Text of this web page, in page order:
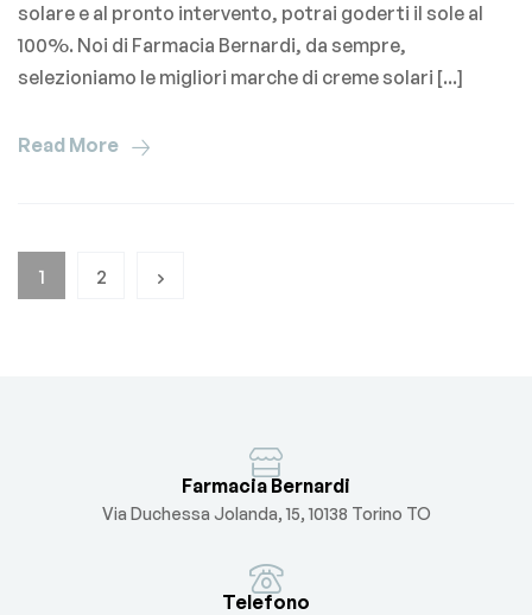
solare e al pronto intervento, potrai goderti il sole al
100%. Noi di Farmacia Bernardi, da sempre,
selezioniamo le migliori marche di creme solari [...]
Read More
1 2
Farmacia Bernardi
Via Duchessa Jolanda, 15, 10138 Torino TO
Telefono